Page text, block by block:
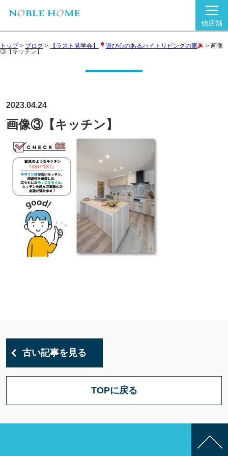
他店舗
トップ> ブログ > 【ラスト見学会】 遊び心のあるハイトリビングの家 >画像
③【キッチン】
2023.04.24
画像③【キッチン】
古い記事を見る
TOPに戻る